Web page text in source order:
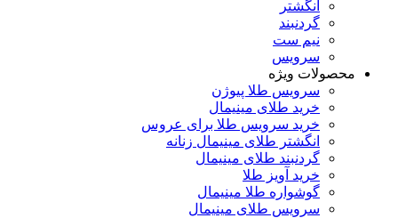
انگشتر
گردنبند
نیم ست
سرویس
محصولات ویژه
سرویس طلا پیوژن
خرید طلای مینیمال
خرید سرویس طلا برای عروس
انگشتر طلای مینیمال زنانه
گردنبند طلای مینیمال
خرید آویز طلا
گوشواره طلا مینیمال
سرویس طلای مینیمال